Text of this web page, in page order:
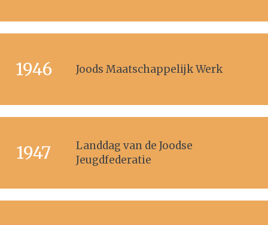
1946 Joods Maatschappelijk Werk
1947
Landdag van de Joodse
Jeugdfederatie